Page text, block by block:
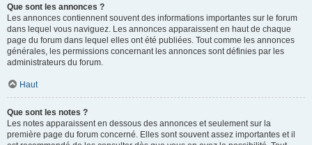
Que sont les annonces ?
Les annonces contiennent souvent des informations importantes sur le forum
dans lequel vous naviguez. Les annonces apparaissent en haut de chaque
page du forum dans lequel elles ont été publiées. Tout comme les annonces
générales, les permissions concernant les annonces sont définies par les
administrateurs du forum.
Haut
Que sont les notes ?
Les notes apparaissent en dessous des annonces et seulement sur la
première page du forum concerné. Elles sont souvent assez importantes et il